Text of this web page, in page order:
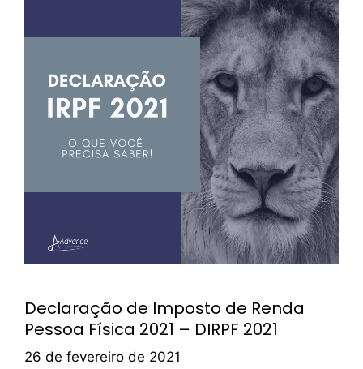
Declaração de Imposto de Renda
Pessoa Física 2021 – DIRPF 2021
26 de fevereiro de 2021